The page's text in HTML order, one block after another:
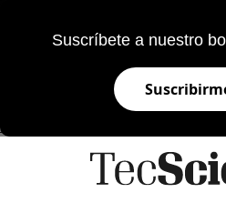
Suscríbete a nuestro